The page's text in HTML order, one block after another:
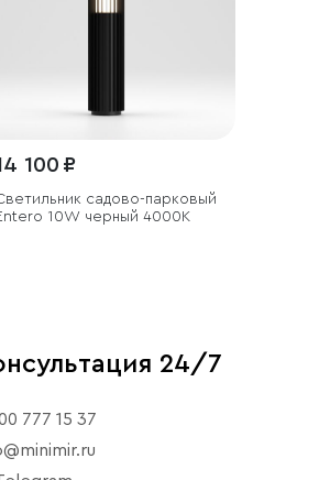
100 ₽
садово-парковый
10W черный 4000К
24/7
777 15 37